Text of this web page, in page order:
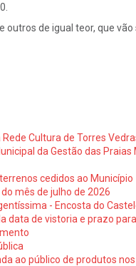
outros de igual teor, que
Cultura de Torres
da Gestão das
cedidos ao Município
mês de julho de 2026
- Encosta do
data de vistoria e prazo
ao público de produtos